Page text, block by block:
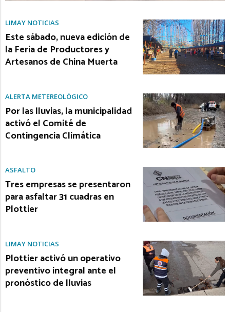
LIMAY NOTICIAS
Este sábado, nueva edición de
la Feria de Productores y
Artesanos de China Muerta
ALERTA METEREOLÓGICO
Por las lluvias, la municipalidad
activó el Comité de
Contingencia Climática
ASFALTO
Tres empresas se presentaron
para asfaltar 31 cuadras en
Plottier
LIMAY NOTICIAS
Plottier activó un operativo
preventivo integral ante el
pronóstico de lluvias